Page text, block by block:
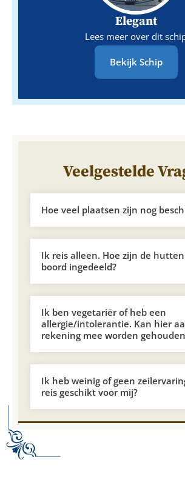
Elegant
Lees meer over dit
Bekijk Schip
Veelgestelde
Hoe veel plaatsen zijn nog
Ik reis alleen. Hoe zijn de
boord ingedeeld?
Ik ben vegetariër of heb een
allergie/intolerantie. Kan hier
rekening mee worden
Ik heb weinig of geen
reis geschikt voor mij?